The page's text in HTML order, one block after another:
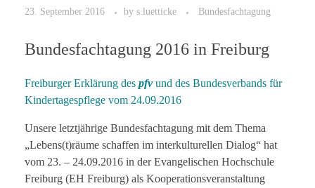
23. September 2016 by s.luetticke Bundesfachtagung
Bundesfachtagung 2016 in Freiburg
Freiburger Erklärung des pfvund des Bundesverbands für
Kindertagespflege vom 24.09.2016
Unsere letztjährige Bundesfachtagung mit dem Thema
„Lebens(t)räume schaffen im interkulturellen Dialog“ hat
vom 23. – 24.09.2016 in der Evangelischen Hochschule
Freiburg (EH Freiburg) als Kooperationsveranstaltung